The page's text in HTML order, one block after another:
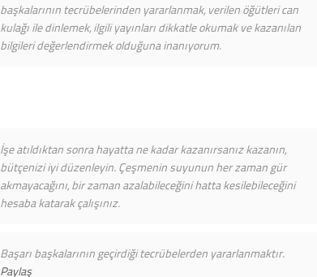
başkalarının tecrübelerinden yararlanmak, verilen öğütleri can
kulağı ile dinlemek, ilgili yayınları dikkatle okumak ve kazanılan
bilgileri değerlendirmek olduğuna inanıyorum.
İşe atıldıktan sonra hayatta ne kadar kazanırsanız kazanın,
bütçenizi iyi düzenleyin. Çeşmenin suyunun her zaman gür
akmayacağını, bir zaman azalabileceğini hatta kesilebileceğini
hesaba katarak çalışınız.
Başarı başkalarının geçirdiği tecrübelerden yararlanmaktır.
Paylaş